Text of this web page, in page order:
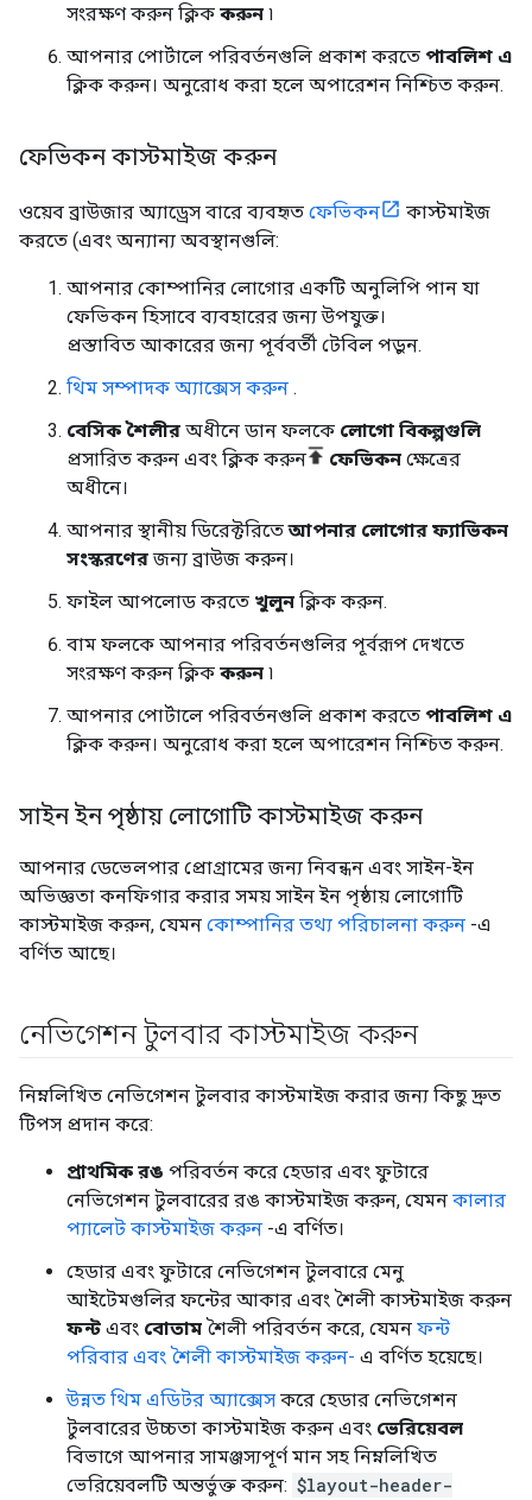
সংরক্ষণ করুন ক্লিক করুন ৷
আপনার পোর্টালে পরিবর্তনগুলি প্রকাশ করতে পাবলিশ এ
ক্লিক করুন। অনুরোধ করা হলে অপারেশন নিশ্চিত করুন.
ফেভিকন কাস্টমাইজ করুন
ওয়েব ব্রাউজার অ্যাড্রেস বারে ব্যবহৃত ফেভিকন
কাস্টমাইজ
করতে (এবং অন্যান্য অবস্থানগুলি:
আপনার কোম্পানির লোগোর একটি অনুলিপি পান যা
ফেভিকন হিসাবে ব্যবহারের জন্য উপযুক্ত।
প্রস্তাবিত আকারের জন্য পূর্ববর্তী টেবিল পড়ুন.
থিম সম্পাদক অ্যাক্সেস করুন .
বেসিক শৈলীর অধীনে ডান ফলকে লোগো বিকল্পগুলি
প্রসারিত করুন এবং ক্লিক করুন
ফেভিকন ক্ষেত্রের
অধীনে।
আপনার স্থানীয় ডিরেক্টরিতেআপনার লোগোর ফ্যাভিকন
সংস্করণেরজন্য ব্রাউজ করুন।
ফাইল আপলোড করতে খুলুন ক্লিক করুন.
বাম ফলকে আপনার পরিবর্তনগুলির পূর্বরূপ দেখতে
সংরক্ষণ করুন ক্লিক করুন ৷
আপনার পোর্টালে পরিবর্তনগুলি প্রকাশ করতে পাবলিশ এ
ক্লিক করুন। অনুরোধ করা হলে অপারেশন নিশ্চিত করুন.
সাইন ইন পৃষ্ঠায় লোগোটি কাস্টমাইজ করুন
আপনার ডেভেলপার প্রোগ্রামের জন্য নিবন্ধন এবং সাইন-ইন
অভিজ্ঞতা কনফিগার করার সময় সাইন ইন পৃষ্ঠায় লোগোটি
কাস্টমাইজ করুন, যেমন কোম্পানির তথ্য পরিচালনা করুন -এ
বর্ণিত আছে।
নেভিগেশন টুলবার কাস্টমাইজ করুন
নিম্নলিখিত নেভিগেশন টুলবার কাস্টমাইজ করার জন্য কিছু দ্রুত
টিপস প্রদান করে:
প্রাথমিক রঙ পরিবর্তন করে হেডার এবং ফুটারে
নেভিগেশন টুলবারের রঙ কাস্টমাইজ করুন, যেমন কালার
প্যালেট কাস্টমাইজ করুন -এ বর্ণিত।
হেডার এবং ফুটারে নেভিগেশন টুলবারে মেনু
আইটেমগুলির ফন্টের আকার এবং শৈলী কাস্টমাইজ করুন
ফন্ট এবং বোতাম শৈলী পরিবর্তন করে, যেমন ফন্ট
পরিবার এবং শৈলী কাস্টমাইজ করুন- এ বর্ণিত হয়েছে।
উন্নত থিম এডিটর অ্যাক্সেস করে হেডার নেভিগেশন
টুলবারের উচ্চতা কাস্টমাইজ করুন এবং ভেরিয়েবল
বিভাগে আপনার সামঞ্জস্যপূর্ণ মান সহ নিম্নলিখিত
ভেরিয়েবলটি অন্তর্ভুক্ত করুন: $layout-header-